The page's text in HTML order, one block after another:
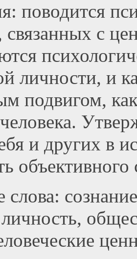
поводится
связанных с
личности, и
подвигом,
и других в
объективного